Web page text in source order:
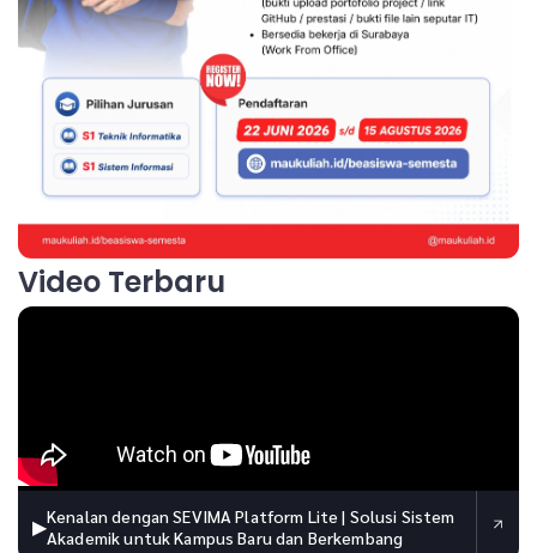
Video Terbaru
▶Kenalan dengan SEVIMA Platform Lite | Solusi Sistem
Akademik untuk Kampus Baru dan Berkembang